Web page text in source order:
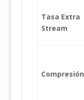
Tasa Extra
Stream
Compresión